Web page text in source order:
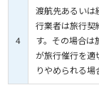
4
渡航先あるいは
行業者は旅行契
す。その場合は
が旅行催行を適
りやめられる場